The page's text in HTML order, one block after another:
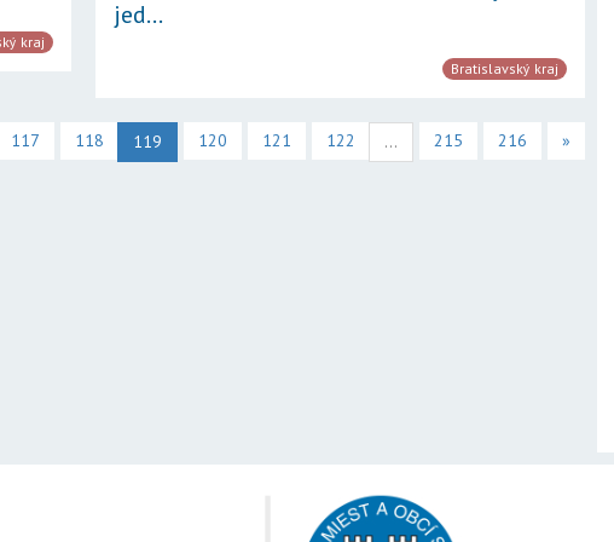
kraj
jed...
Bratislavský kraj
117 118 119 120 121 122 ... 215 216 »